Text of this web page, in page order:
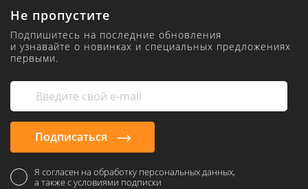
Не пропустите
Подпишитесь на последние обновления
и узнавайте о новинках и специальных предложениях
первыми.
Подписаться
Я согласен на обработку персональных данных,
а также с условиями подписки